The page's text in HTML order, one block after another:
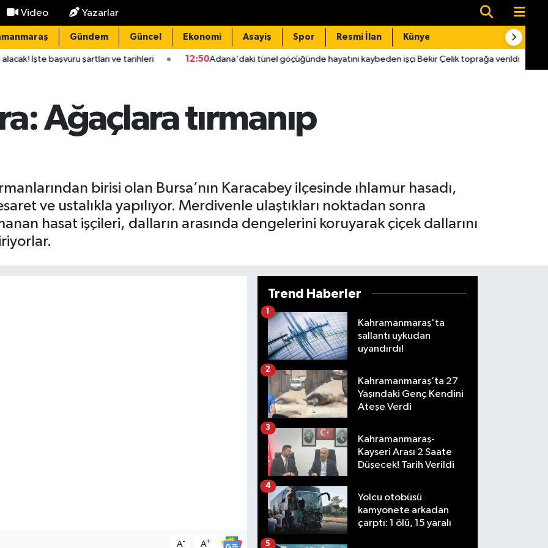
Video Yazarlar
Gündem Güncel Ekonomi Asayiş Spor Resmi İlan Künye
şartları ve tarihleri 12:50Adana'daki tünel göçüğünde hayatını kaybeden işçi Bekir Çelik toprağa verildi 12:4081 ilde
Ağaçlara tırmanıp
birisi olan Bursa’nın Karacabey ilçesinde ıhlamur hasadı,
ve ustalıkla yapılıyor. Merdivenle ulaştıkları noktadan sonra
hasat işçileri, dalların arasında dengelerini koruyarak çiçek dallarını
A- A+
Trend Haberler
Kahramanmaraş'ta
sallantı uykudan
uyandırdı!
1
Kahramanmaraş’ta 27
Yaşındaki Genç Kendini
Ateşe Verdi
2
Kahramanmaraş-
Kayseri Arası 2 Saate
Düşecek! Tarih Verildi
3
Yolcu otobüsü
kamyonete arkadan
çarptı: 1 ölü, 15 yaralı
4
5